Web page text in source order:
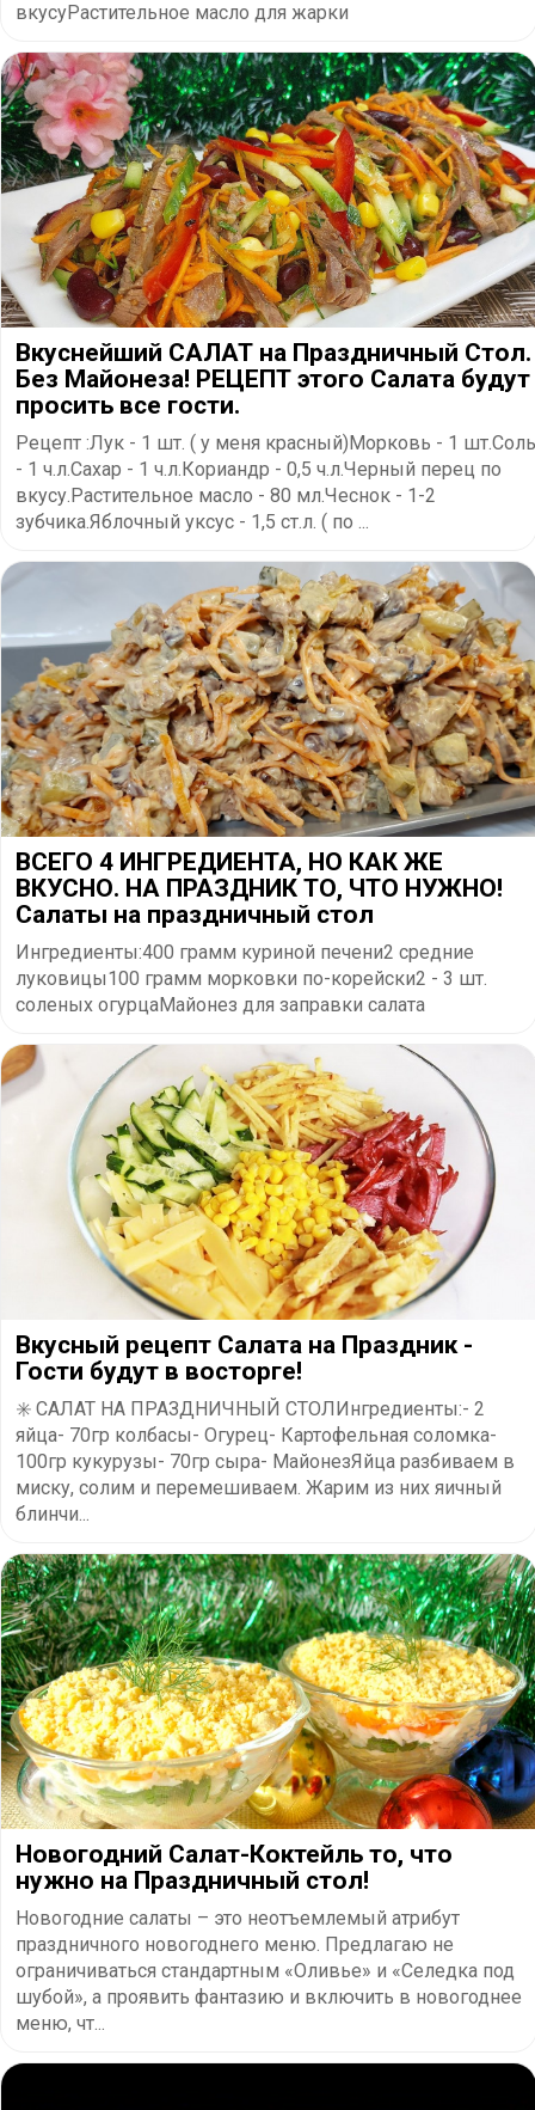
вкусуРастительное масло для жарки
Вкуснейший САЛАТ на Праздничный Стол.
Без Майонеза! РЕЦЕПТ этого Салата будут
просить все гости.
Рецепт :Лук - 1 шт. ( у меня красный)Морковь - 1 шт.Соль
- 1 ч.л.Сахар - 1 ч.л.Кориандр - 0,5 ч.л.Черный перец по
вкусу.Растительное масло - 80 мл.Чеснок - 1-2
зубчика.Яблочный уксус - 1,5 ст.л. ( по ...
ВСЕГО 4 ИНГРЕДИЕНТА, НО КАК ЖЕ
ВКУСНО. НА ПРАЗДНИК ТО, ЧТО НУЖНО!
Салаты на праздничный стол
Ингредиенты:400 грамм куриной печени2 средние
луковицы100 грамм морковки по-корейски2 - 3 шт.
соленых огурцаМайонез для заправки салата
Вкусный рецепт Салата на Праздник -
Гости будут в восторге!
✳️ САЛАТ НА ПРАЗДНИЧНЫЙ СТОЛИнгредиенты:- 2
яйца- 70гр колбасы- Огурец- Картофельная соломка-
100гр кукурузы- 70гр сыра- МайонезЯйца разбиваем в
миску, солим и перемешиваем. Жарим из них яичный
блинчи...
Новогодний Салат-Коктейль то, что
нужно на Праздничный стол!
Новогодние салаты – это неотъемлемый атрибут
праздничного новогоднего меню. Предлагаю не
ограничиваться стандартным «Оливье» и «Селедка под
шубой», а проявить фантазию и включить в новогоднее
меню, чт...